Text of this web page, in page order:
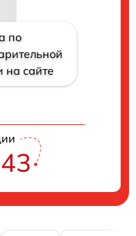
по
на сайте